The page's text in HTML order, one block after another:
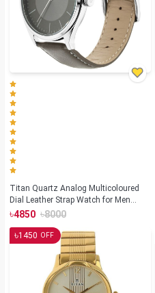
Titan Quartz Analog Multicoloured
Dial Leather Strap Watch for Men
(NS1729SL04)
৳4850 ৳8000
৳1450 OFF